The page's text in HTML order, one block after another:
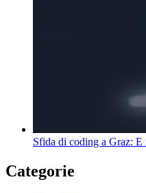
Sfida di coding a Graz:
Categorie